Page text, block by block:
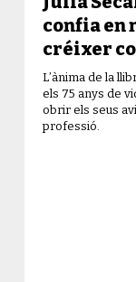
confia en
créixer
L’ànima de la
els 75 anys de
obrir els seus
professió.